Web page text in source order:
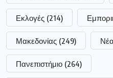
Εκλογές (214)
Μακεδονίας (249)
Πανεπιστήμιο (264)